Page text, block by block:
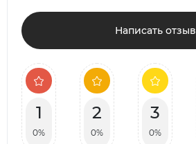
Написать отзыв
1
0%
2
0%
3
0%